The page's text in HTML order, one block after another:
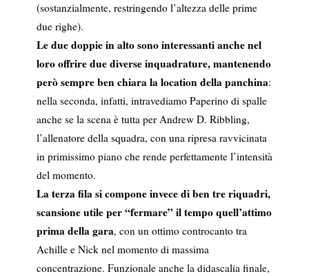
(sostanzialmente, restringendo l’altezza delle prime
due righe).
Le due doppie in alto sono interessanti anche nel
loro offrire due diverse inquadrature, mantenendo
però sempre ben chiara la location della panchina:
nella seconda, infatti, intravediamo Paperino di spalle
anche se la scena è tutta per Andrew D. Ribbling,
l’allenatore della squadra, con una ripresa ravvicinata
in primissimo piano che rende perfettamente l’intensità
del momento.
La terza fila si compone invece di ben tre riquadri,
scansione utile per “fermare” il tempo quell’attimo
prima della gara, con un ottimo controcanto tra
Achille e Nick nel momento di massima
concentrazione. Funzionale anche la didascalia finale,